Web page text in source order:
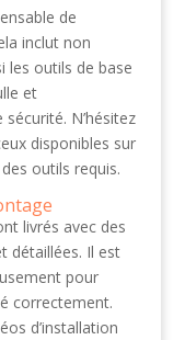
de
inclut non
les outils de base
et
N’hésitez
disponibles sur
outils requis.
livrés avec des
détaillées. Il est
pour
correctement.
d’installation